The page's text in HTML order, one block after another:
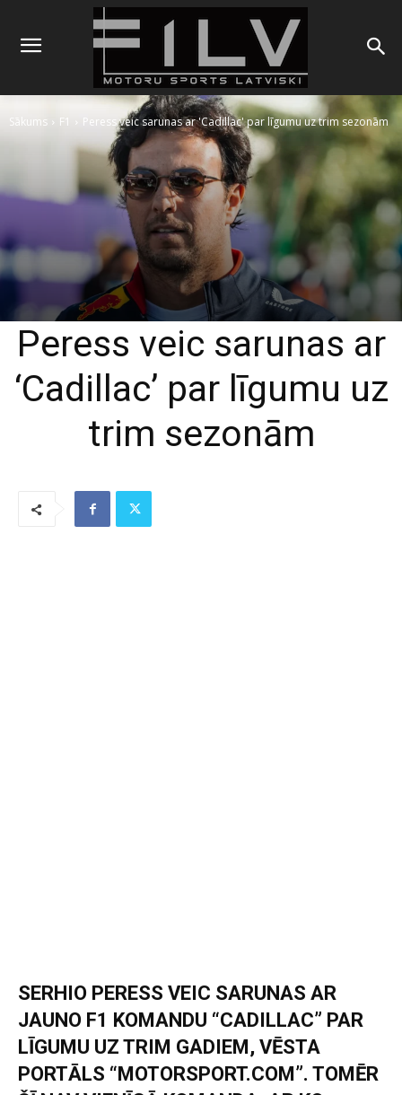
Sākums F1 Peress veic sarunas ar 'Cadillac' par līgumu uz trim sezonām
Peress veic sarunas ar
‘Cadillac’ par līgumu uz
trim sezonām
SERHIO PERESS VEIC SARUNAS AR
JAUNO F1 KOMANDU “CADILLAC” PAR
LĪGUMU UZ TRIM GADIEM, VĒSTA
PORTĀLS “MOTORSPORT.COM”. TOMĒR